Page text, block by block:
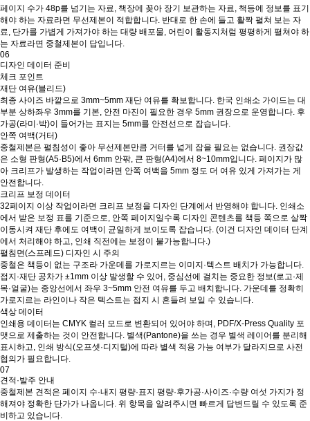
페이지 수가 48p를 넘기는 자료, 책장에 꽂아 장기 보관하는 자료, 책등에 정보를 표기
해야 하는 자료라면 무선제본이 적합합니다. 반대로 한 손에 들고 활짝 펼쳐 보는 자
료, 단가를 가볍게 가져가야 하는 대량 배포물, 어린이 활동지처럼 평평하게 펼쳐야 하
는 자료라면 중철제본이 답입니다.
06
디자인 데이터 준비
체크 포인트
재단 여유(블리드)
최종 사이즈 바깥으로 3mm~5mm 재단 여유를 확보합니다. 한국 인쇄소 가이드는 대
부분 상하좌우 3mm를 기본, 안전 마진이 필요한 경우 5mm 권장으로 운영합니다. 후
가공(라미·박)이 들어가는 표지는 5mm를 안전선으로 잡습니다.
안쪽 여백(거터)
중철제본은 펼침성이 좋아 무선제본만큼 거터를 넓게 잡을 필요는 없습니다. 권장값
은 소형 판형(A5·B5)에서 6mm 안팎, 큰 판형(A4)에서 8~10mm입니다. 페이지가 많
아 크리프가 발생하는 작업이라면 안쪽 여백을 5mm 정도 더 여유 있게 가져가는 게
안전합니다.
크리프 보정 데이터
32페이지 이상 작업이라면 크리프 보정을 디자인 단계에서 반영해야 합니다. 인쇄소
에서 받은 보정 표를 기준으로, 안쪽 페이지일수록 디자인 콘텐츠를 책등 쪽으로 살짝
이동시켜 재단 후에도 여백이 균일하게 보이도록 잡습니다. (이건 디자인 데이터 단계
에서 처리해야 하고, 인쇄 직전에는 보정이 불가능합니다.)
펼침면(스프레드) 디자인 시 주의
중철은 책등이 없는 구조라 가운데를 가로지르는 이미지·텍스트 배치가 가능합니다.
접지·재단 공차가 ±1mm 이상 발생할 수 있어, 중심선에 걸치는 중요한 정보(로고·제
목·얼굴)는 중앙선에서 좌우 3~5mm 안전 여유를 두고 배치합니다. 가운데를 정확히
가로지르는 라인이나 작은 텍스트는 접지 시 흔들려 보일 수 있습니다.
색상 데이터
인쇄용 데이터는 CMYK 컬러 모드로 변환되어 있어야 하며, PDF/X-Press Quality 포
맷으로 제출하는 것이 안전합니다. 별색(Pantone)을 쓰는 경우 별색 레이어를 분리해
표시하고, 인쇄 방식(오프셋·디지털)에 따라 별색 적용 가능 여부가 달라지므로 사전
협의가 필요합니다.
07
견적·발주 안내
중철제본 견적은 페이지 수·내지 평량·표지 평량·후가공·사이즈·수량 여섯 가지가 정
해져야 정확한 단가가 나옵니다. 위 항목을 알려주시면 빠르게 답변드릴 수 있도록 준
비하고 있습니다.